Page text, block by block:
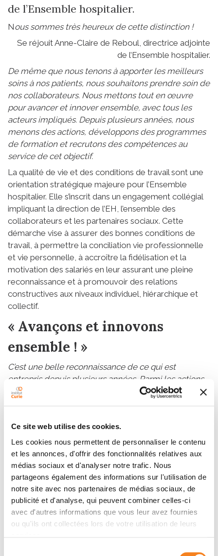
Ce site web utilise des cookies.
Les cookies nous permettent de personnaliser le contenu
et les annonces, d'offrir des fonctionnalités relatives aux
médias sociaux et d'analyser notre trafic. Nous
partageons également des informations sur l'utilisation de
notre site avec nos partenaires de médias sociaux, de
publicité et d'analyse, qui peuvent combiner celles-ci
avec d'autres informations que vous leur avez fournies
ou qu'ils ont collectées lors de votre utilisation de leurs
de l’Ensemble hospitalier.
Nous sommes très heureux de cette distinction !
Se réjouit Anne-Claire de Reboul, directrice adjointe
de l’Ensemble hospitalier.
De même que nous tenons à apporter les meilleurs
soins à nos patients, nous souhaitons prendre soin de
nos collaborateurs. Nous mettons tout en œuvre
pour avancer et innover ensemble, avec tous les
acteurs impliqués. Depuis plusieurs années, nous
menons des actions, développons des programmes
de formation et recrutons des compétences au
service de cet objectif.
La qualité de vie et des conditions de travail sont une
orientation stratégique majeure pour l’Ensemble
hospitalier. Elle s’inscrit dans un engagement collégial
impliquant la direction de l’EH, l’ensemble des
collaborateurs et les partenaires sociaux. Cette
démarche vise à assurer des bonnes conditions de
travail, à permettre la conciliation vie professionnelle
et vie personnelle, à accroître la fidélisation et la
motivation des salariés en leur assurant une pleine
reconnaissance et à promouvoir des relations
constructives aux niveaux individuel, hiérarchique et
collectif.
« Avançons et innovons
ensemble ! »
C’est une belle reconnaissance de ce qui est
entrepris depuis plusieurs années. Parmi les actions
concrètes qui ont marqué le jury, la cellule de
interprofessionnelles au travail, le copil QVT instauré
en 2020 qui vise à asseoir et promouvoir une
stratégie QVT au bénéfice des salariés, et bien sûr, la
création de la communauté des Bienveilleurs
Rappelle Louise A. Massing, responsable Médiation et
qualité de vie au travail et coordinatrice des
Bienveilleurs.
Au-delà de l’Ensemble hospitalier, la question de la